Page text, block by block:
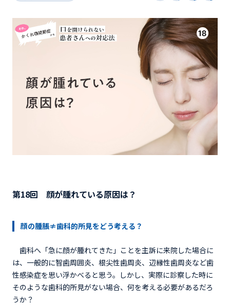
第18回 顔が腫れている原因は？
顔の腫脹≠歯科的所見をどう考える？
歯科へ「急に顔が腫れてきた」ことを主訴に来院した場合に
は、一般的に智歯周囲炎、根尖性歯周炎、辺縁性歯周炎など歯
性感染症を思い浮かべると思う。しかし、実際に診察した時に
そのような歯科的所見がない場合、何を考える必要があるだろ
うか？